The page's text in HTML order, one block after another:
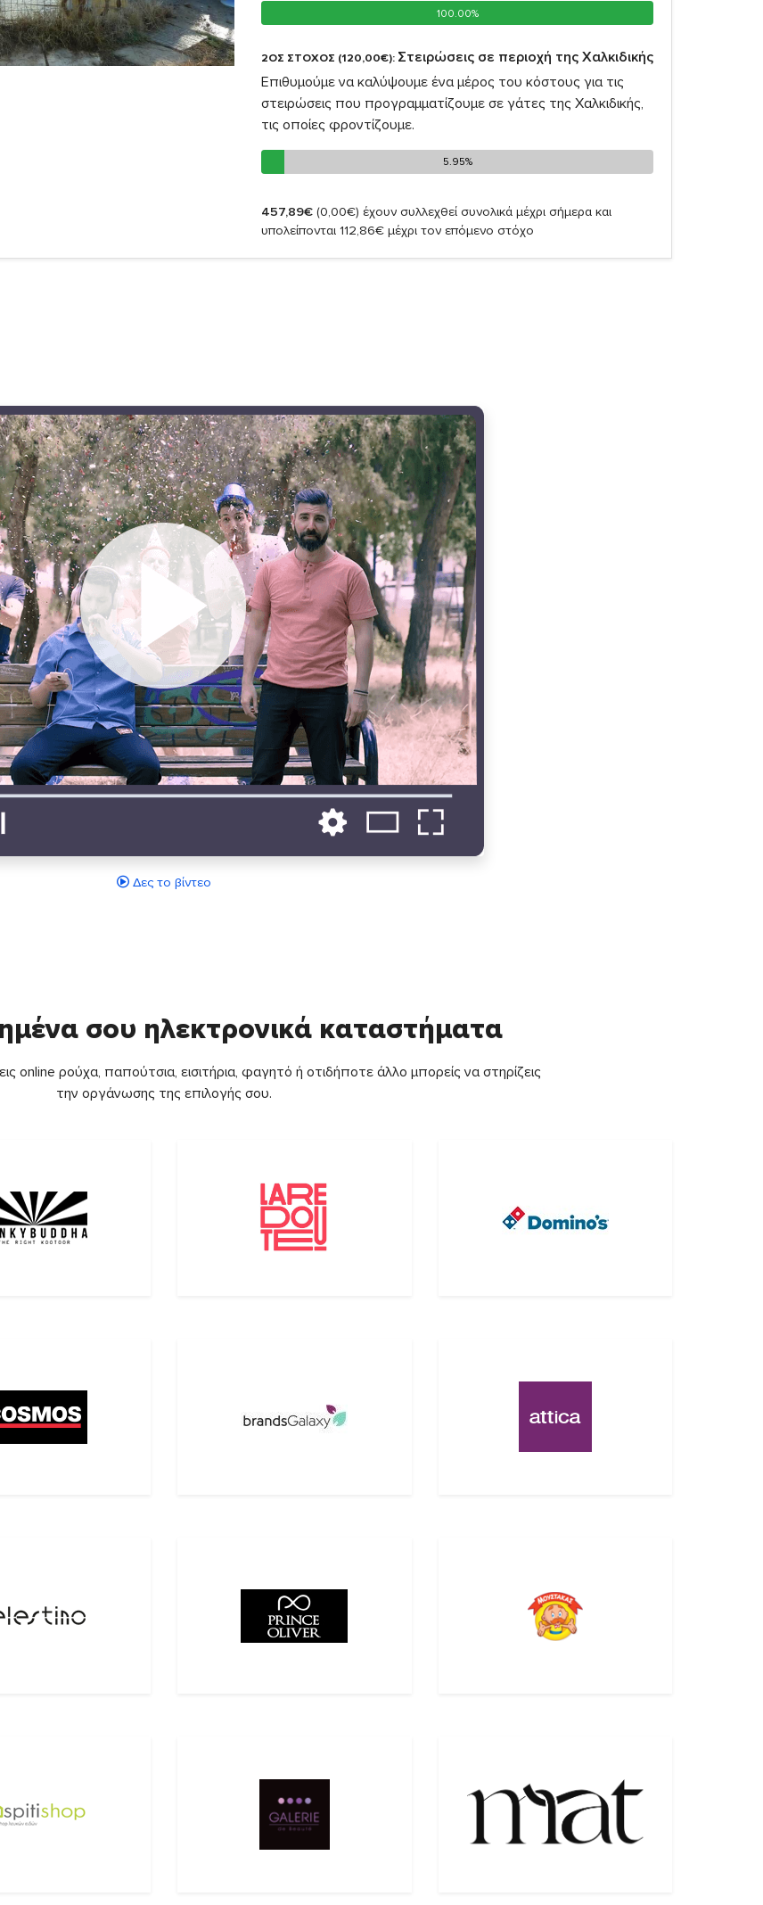
100.00%
100.00%
2ΟΣ ΣΤΟΧΟΣ (120,00€): Στειρώσεις σε περιοχή της Χαλκιδικής
Επιθυμούμε να καλύψουμε ένα μέρος του κόστους για τις
στειρώσεις που προγραμματίζουμε σε γάτες της Χαλκιδικής,
τις οποίες φροντίζουμε.
5.95%
5.95%
457,89€ (0,00€) έχουν συλλεχθεί συνολικά μέχρι σήμερα και
υπολείπονται 112,86€ μέχρι τον επόμενο στόχο
Δες το βίντεο
σου ηλεκτρονικά καταστήματα
online ρούχα, παπούτσια, εισιτήρια, φαγητό ή οτιδήποτε άλλο μπορείς να στηρίζεις
την οργάνωσης της επιλογής σου.